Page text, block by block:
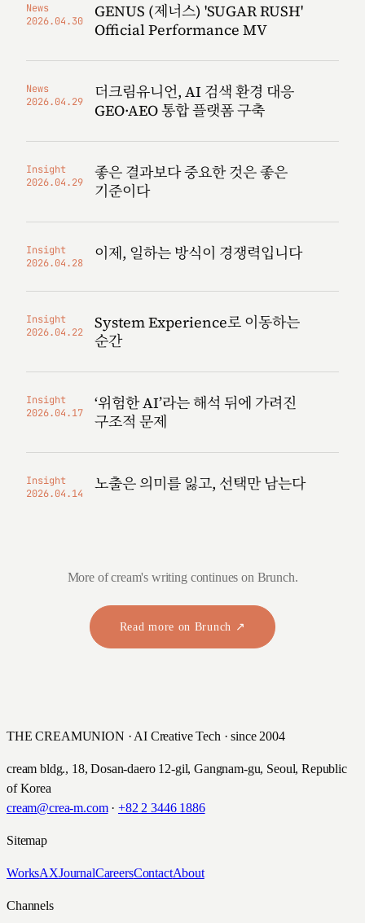
News
2026.04.30
GENUS (제너스) 'SUGAR RUSH'
Official Performance MV
News
2026.04.29
더크림유니언, AI 검색 환경 대응
GEO·AEO 통합 플랫폼 구축
Insight
2026.04.29
좋은 결과보다 중요한 것은 좋은
기준이다
Insight
2026.04.28
이제, 일하는 방식이 경쟁력입니다
Insight
2026.04.22
System Experience로 이동하는
순간
Insight
2026.04.17
‘위험한 AI’라는 해석 뒤에 가려진
구조적 문제
Insight
2026.04.14
노출은 의미를 잃고, 선택만 남는다
More of cream's writing continues on Brunch.
Read more on Brunch ↗
THE CREAMUNION · AI Creative Tech · since 2004
cream bldg., 18, Dosan-daero 12-gil, Gangnam-gu, Seoul, Republic
of Korea
cream@crea-m.com· +82 2 3446 1886
Sitemap
WorksAXJournalCareersContactAbout
Channels